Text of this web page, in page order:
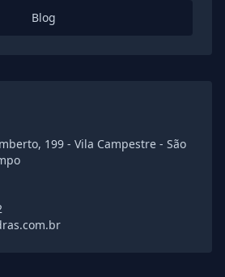
Blog
199 - Vila Campestre - São